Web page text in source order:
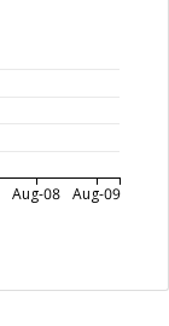
Aug-08 Aug-09